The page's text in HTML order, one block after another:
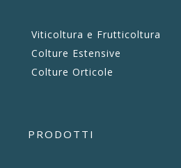
Viticoltura e Frutticoltura
Colture Estensive
Colture Orticole
PRODOTTI